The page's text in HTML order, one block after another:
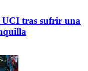
UCI tras sufrir una